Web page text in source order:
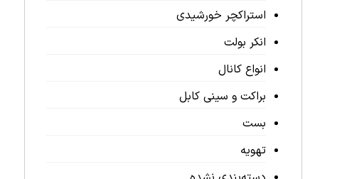
استراکچر خورشیدی
انکر بولت
انواع کانال
براکت و سینی کابل
بست
تهویه